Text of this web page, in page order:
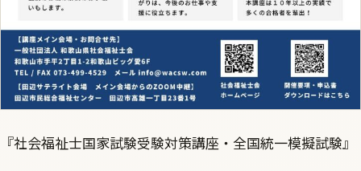
『社会福祉士国家試験受験対策講座・全国統一模擬試験』